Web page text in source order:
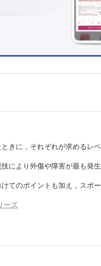
きに，それぞれが求めるレ
により外傷や障害が最も発
てのポイントも加え，スポ
ーズ
ライン環境で閲覧可能な